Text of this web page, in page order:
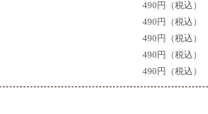
490円（税込）
490円（税込）
490円（税込）
490円（税込）
490円（税込）